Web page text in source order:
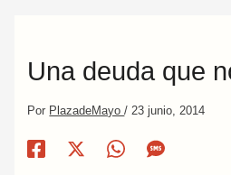
Una deuda que
Por PlazadeMayo/ 23 junio, 2014